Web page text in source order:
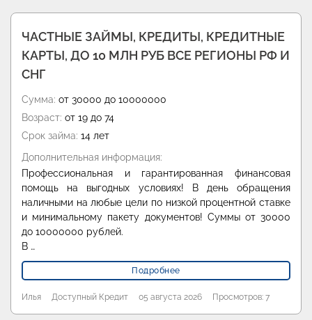
ЧАСТНЫЕ ЗАЙМЫ, КРЕДИТЫ, КРЕДИТНЫЕ
КАРТЫ, ДО 10 МЛН РУБ ВСЕ РЕГИОНЫ РФ И
СНГ
Сумма: от 30000 до 10000000
Возраст: от 19 до 74
Срок займа: 14 лет
Дополнительная информация:
Профессиональная и гарантированная финансовая
помощь на выгодных условиях! В день обращения
наличными на любые цели по низкой процентной ставке
и минимальному пакету документов! Суммы от 30000
до 10000000 рублей.
В …
Подробнее
Илья Доступный Кредит 05 августа 2026 Просмотров: 7